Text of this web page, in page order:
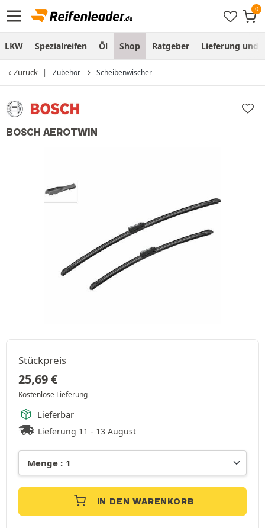
LKW Spezialreifen Öl Shop Ratgeber Lieferung und
Zurück Zubehör Scheibenwischer
BOSCH AEROTWIN
Stückpreis
25,69€
Kostenlose Lieferung
Lieferbar
Lieferung 11 - 13 August
IN DEN WARENKORB